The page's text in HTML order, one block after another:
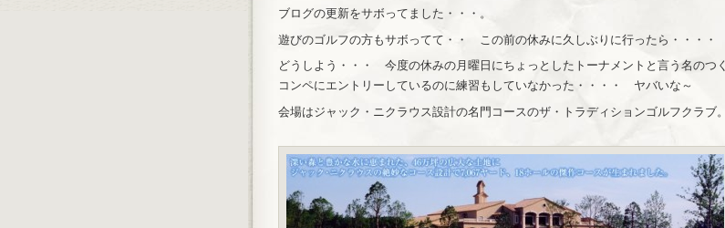
ブログの更新をサボってました・・・。
遊びのゴルフの方もサボってて・・ この前の休みに久しぶりに行ったら・・・・
どうしよう・・・ 今度の休みの月曜日にちょっとしたトーナメントと言う名のつく
コンペにエントリーしているのに練習もしていなかった・・・・ ヤバいな～
会場はジャック・ニクラウス設計の名門コースのザ・トラディションゴルフクラブ。